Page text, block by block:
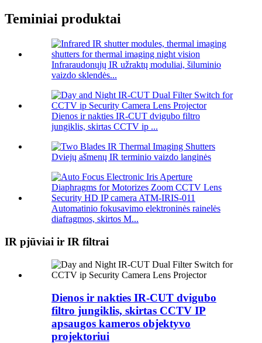
Teminiai produktai
Infraraudonųjų IR užraktų moduliai, šiluminio
vaizdo sklendės...
Dienos ir nakties IR-CUT dvigubo filtro
jungiklis, skirtas CCTV ip ...
Dviejų ašmenų IR terminio vaizdo langinės
Automatinio fokusavimo elektroninės rainelės
diafragmos, skirtos M...
IR pjūviai ir IR filtrai
Dienos ir nakties IR-CUT dvigubo
filtro jungiklis, skirtas CCTV IP
apsaugos kameros objektyvo
projektoriui